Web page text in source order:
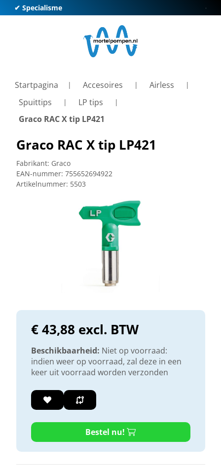
✔ Specialisme ✔
Startpagina Accesoires
Airless
Spuittips
LP tips
Graco RAC X tip LP421
Graco RAC X tip LP421
Fabrikant: Graco
EAN-nummer: 755652694922
Artikelnummer: 5503
€ 43,88 excl. BTW
Beschikbaarheid: Niet op voorraad:
indien weer op voorraad, zal deze in een
keer uit voorraad worden verzonden
Bestel nu!